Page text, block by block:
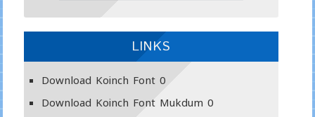
LINKS
Download Koinch Font0
Download Koinch Font Mukdum 0